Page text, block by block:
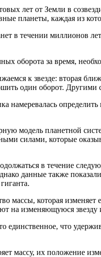
лет от Земли в
планеты, каждая из
в течении миллионов
оборота за время,
к звезде: вторая
один оборот.
намеревалась
модель планетной
силами, которые
в течение
данные также
массы, которая
на изменяющуюся
единственное, что
массу, их положение